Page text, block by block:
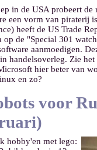
in de USA probeert
een vorm van piraterij
heeft de US Trade
op de "Special 301
aanmoedigen.
handelsoverleg. Zie het
hier beter van
en zo?
voor
hobby'en met lego: